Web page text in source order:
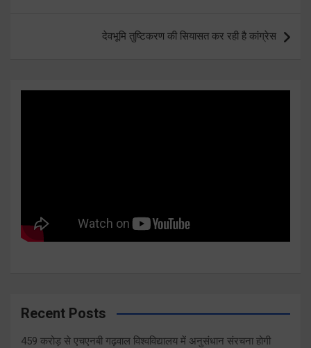
देवभूमि तुष्टिकरण की सियासत कर रही है कांग्रेस
Recent Posts
459 करोड़ से एचएनबी गढ़वाल विश्वविद्यालय में अनुसंधान संरचना होगी